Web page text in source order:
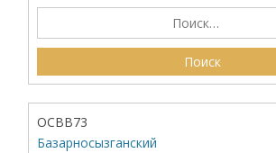
ОСВВ73
Базарносызганский